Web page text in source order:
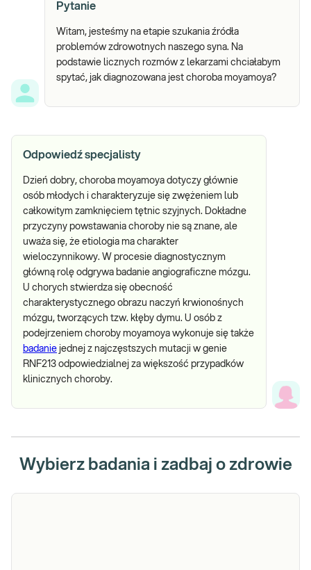
Pytanie
Witam, jesteśmy na etapie szukania źródła
problemów zdrowotnych naszego syna. Na
podstawie licznych rozmów z lekarzami chciałabym
spytać, jak diagnozowana jest choroba moyamoya?
Odpowiedź specjalisty
Dzień dobry, choroba moyamoya dotyczy głównie
osób młodych i charakteryzuje się zwężeniem lub
całkowitym zamknięciem tętnic szyjnych. Dokładne
przyczyny powstawania choroby nie są znane, ale
uważa się, że etiologia ma charakter
wieloczynnikowy. W procesie diagnostycznym
główną rolę odgrywa badanie angiograficzne mózgu.
U chorych stwierdza się obecność
charakterystycznego obrazu naczyń krwionośnych
mózgu, tworzących tzw. kłęby dymu. U osób z
podejrzeniem choroby moyamoya wykonuje się także
badanie jednej z najczęstszych mutacji w genie
RNF213 odpowiedzialnej za większość przypadków
klinicznych choroby.
Wybierz badania i zadbaj o zdrowie